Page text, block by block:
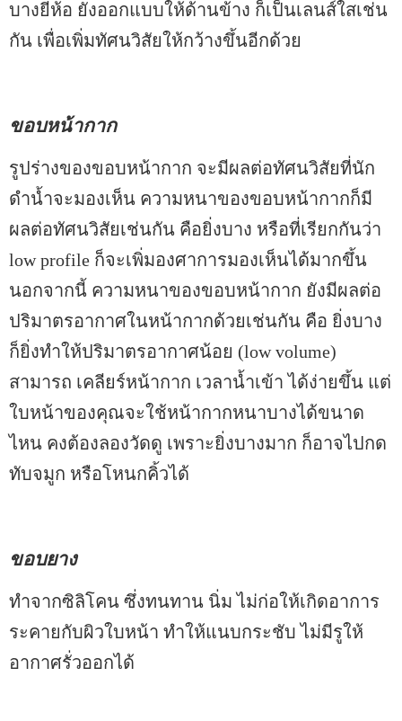
บางยี่ห้อ ยังออกแบบให้ด้านข้าง ก็เป็นเลนส์ใสเช่น
กัน เพื่อเพิ่มทัศนวิสัยให้กว้างขึ้นอีกด้วย
ขอบหน้ากาก
รูปร่างของขอบหน้ากาก จะมีผลต่อทัศนวิสัยที่นัก
ดำน้ำจะมองเห็น ความหนาของขอบหน้ากากก็มี
ผลต่อทัศนวิสัยเช่นกัน คือยิ่งบาง หรือที่เรียกกันว่า
low profile ก็จะเพิ่มองศาการมองเห็นได้มากขึ้น
นอกจากนี้ ความหนาของขอบหน้ากาก ยังมีผลต่อ
ปริมาตรอากาศในหน้ากากด้วยเช่นกัน คือ ยิ่งบาง
ก็ยิ่งทำให้ปริมาตรอากาศน้อย (low volume)
สามารถ เคลียร์หน้ากาก เวลาน้ำเข้า ได้ง่ายขึ้น แต่
ใบหน้าของคุณจะใช้หน้ากากหนาบางได้ขนาด
ไหน คงต้องลองวัดดู เพราะยิ่งบางมาก ก็อาจไปกด
ทับจมูก หรือโหนกคิ้วได้
ขอบยาง
ทำจากซิลิโคน ซึ่งทนทาน นิ่ม ไม่ก่อให้เกิดอาการ
ระคายกับผิวใบหน้า ทำให้แนบกระชับ ไม่มีรูให้
อากาศรั่วออกได้